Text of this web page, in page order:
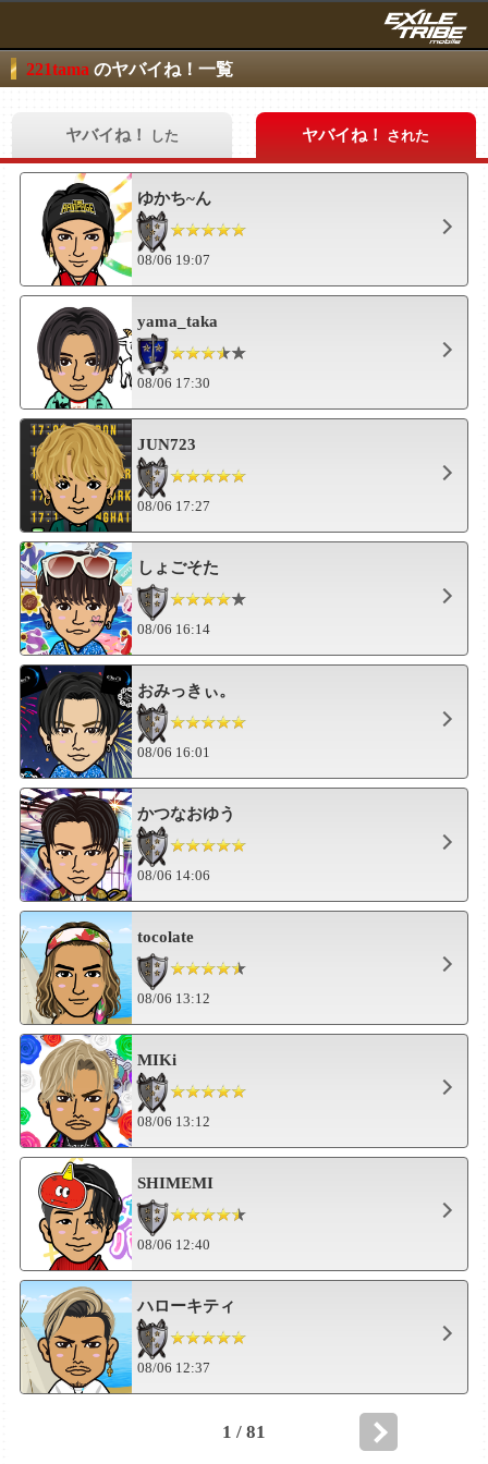
221tama のヤバイね！一覧
ヤバイね！ した ヤバイね！ された
ゆかち~ん
08/06 19:07
yama_taka
08/06 17:30
JUN723
08/06 17:27
しょごそた
08/06 16:14
おみっきぃ。
08/06 16:01
かつなおゆう
08/06 14:06
tocolate
08/06 13:12
MIKi
08/06 13:12
SHIMEMI
08/06 12:40
ハローキティ
08/06 12:37
1 / 81